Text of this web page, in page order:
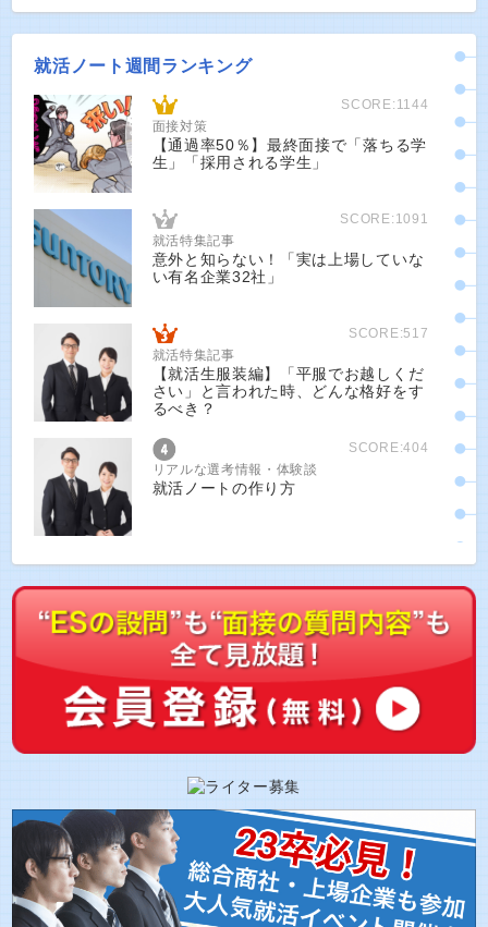
就活ノート週間ランキング
SCORE:1144
面接対策
【通過率50％】最終面接で「落ちる学
生」「採用される学生」
SCORE:1091
就活特集記事
意外と知らない！「実は上場していな
い有名企業32社」
SCORE:517
就活特集記事
【就活生服装編】「平服でお越しくだ
さい」と言われた時、どんな格好をす
るべき？
SCORE:404
リアルな選考情報・体験談
就活ノートの作り方